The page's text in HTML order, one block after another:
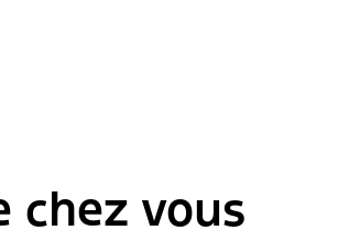
chez vous